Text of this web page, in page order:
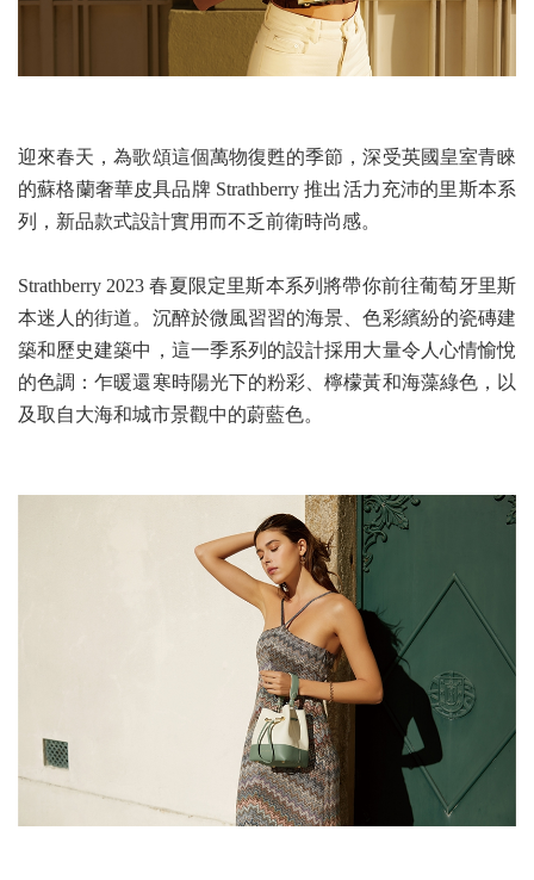
迎來春天，為歌頌這個萬物復甦的季節，深受英國皇室青睞
的蘇格蘭奢華皮具品牌 Strathberry 推出活力充沛的里斯本系
列，新品款式設計實用而不乏前衛時尚感。
Strathberry 2023 春夏限定里斯本系列將帶你前往葡萄牙里斯
本迷人的街道。沉醉於微風習習的海景、色彩繽紛的瓷磚建
築和歷史建築中，這一季系列的設計採用大量令人心情愉悅
的色調：乍暖還寒時陽光下的粉彩、檸檬黃和海藻綠色，以
及取自大海和城市景觀中的蔚藍色。